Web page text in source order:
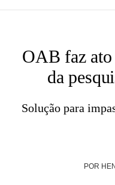
OAB faz
da
Solução para
POR